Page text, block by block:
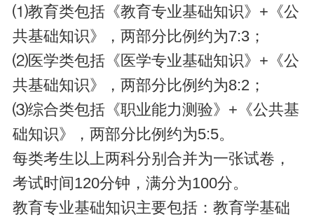
⑴教育类包括《教育专业基础知识》+《公
共基础知识》，两部分比例约为7:3；
⑵医学类包括《医学专业基础知识》+《公
共基础知识》，两部分比例约为8:2；
⑶综合类包括《职业能力测验》+《公共基
础知识》，两部分比例约为5:5。
每类考生以上两科分别合并为一张试卷，
考试时间120分钟，满分为100分。
教育专业基础知识主要包括：教育学基础